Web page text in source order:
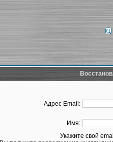
Адрес Email:
Имя:
Укажите свой